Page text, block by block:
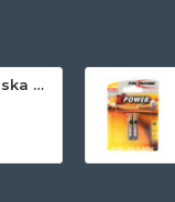
Varta CR123A 3V litijumska baterija